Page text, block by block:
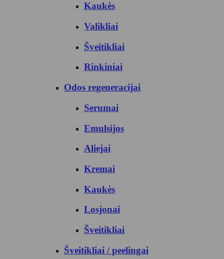
Kaukės
Valikliai
Šveitikliai
Rinkiniai
Odos regeneracijai
Serumai
Emulsijos
Aliejai
Kremai
Kaukės
Losjonai
Šveitikliai
Šveitikliai / peelingai